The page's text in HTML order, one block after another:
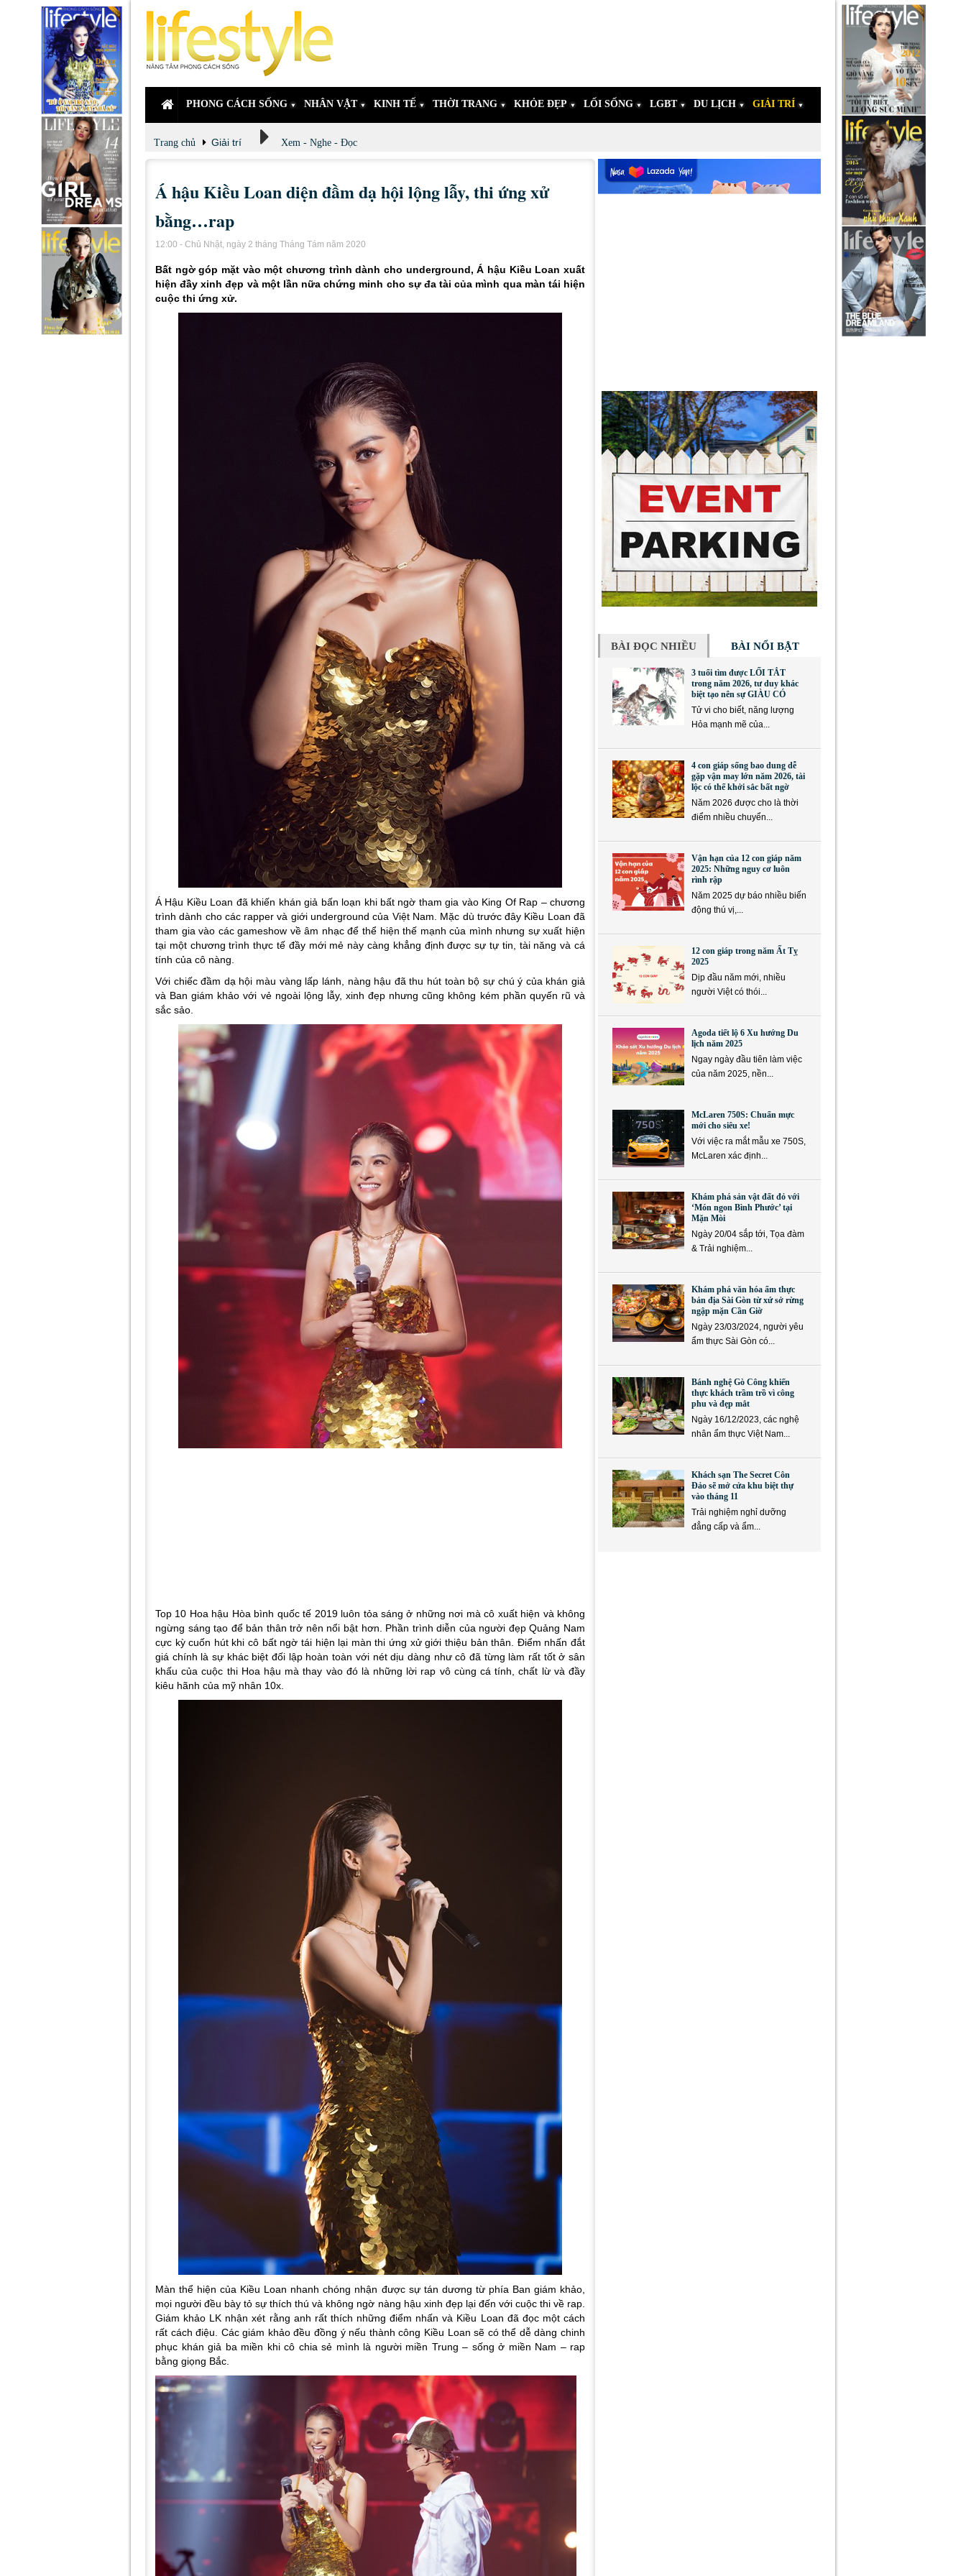
PHONG CÁCH SỐNG NHÂN VẬT KINH TẾ THỜI TRANG KHỎE ĐẸP LỐI SỐNG LGBT DU LỊCH GIẢI TRÍ
Trang chủ Giải trí Xem - Nghe - Đọc
Á hậu Kiều Loan diện đầm dạ hội lộng lẫy, thi ứng xử
bằng…rap
12:00 - Chủ Nhật, ngày 2 tháng Tháng Tám năm 2020
Bất ngờ góp mặt vào một chương trình dành cho underground, Á hậu Kiều Loan xuất
hiện đầy xinh đẹp và một lần nữa chứng minh cho sự đa tài của mình qua màn tái hiện
cuộc thi ứng xử.
Á Hậu Kiều Loan đã khiến khán giả bấn loạn khi bất ngờ tham gia vào King Of Rap – chương
trình dành cho các rapper và giới underground của Việt Nam. Mặc dù trước đây Kiều Loan đã
tham gia vào các gameshow về âm nhạc để thể hiện thế mạnh của mình nhưng sự xuất hiện
tại một chương trình thực tế đầy mới mẻ này càng khẳng định được sự tự tin, tài năng và cá
tính của cô nàng.
Với chiếc đầm dạ hội màu vàng lấp lánh, nàng hậu đã thu hút toàn bộ sự chú ý của khán giả
và Ban giám khảo với vẻ ngoài lộng lẫy, xinh đẹp nhưng cũng không kém phần quyến rũ và
sắc sảo.
Top 10 Hoa hậu Hòa bình quốc tế 2019 luôn tỏa sáng ở những nơi mà cô xuất hiện và không
ngừng sáng tạo để bản thân trở nên nổi bật hơn. Phần trình diễn của người đẹp Quảng Nam
cực kỳ cuốn hút khi cô bất ngờ tái hiện lại màn thi ứng xử giới thiệu bản thân. Điểm nhấn đắt
giá chính là sự khác biệt đối lập hoàn toàn với nét dịu dàng như cô đã từng làm rất tốt ở sân
khấu của cuộc thi Hoa hậu mà thay vào đó là những lời rap vô cùng cá tính, chất lừ và đầy
kiêu hãnh của mỹ nhân 10x.
Màn thể hiện của Kiều Loan nhanh chóng nhận được sự tán dương từ phía Ban giám khảo,
mọi người đều bày tỏ sự thích thú và không ngờ nàng hậu xinh đẹp lại đến với cuộc thi về rap.
Giám khảo LK nhận xét rằng anh rất thích những điểm nhấn và Kiều Loan đã đọc một cách
rất cách điệu. Các giám khảo đều đồng ý nếu thành công Kiều Loan sẽ có thể dễ dàng chinh
phục khán giả ba miền khi cô chia sẻ mình là người miền Trung – sống ở miền Nam – rap
bằng giọng Bắc.
BÀI ĐỌC NHIỀU BÀI NỔI BẬT
3 tuổi tìm được LỐI TẮT
trong năm 2026, tư duy khác
biệt tạo nên sự GIÀU CÓ
Tử vi cho biết, năng lượng
Hỏa mạnh mẽ của...
4 con giáp sống bao dung dễ
gặp vận may lớn năm 2026, tài
lộc có thể khởi sắc bất ngờ
Năm 2026 được cho là thời
điểm nhiều chuyển...
Vận hạn của 12 con giáp năm
2025: Những nguy cơ luôn
rình rập
Năm 2025 dự báo nhiều biến
động thú vị,...
12 con giáp trong năm Ất Tỵ
2025
Dịp đầu năm mới, nhiều
người Việt có thói...
Agoda tiết lộ 6 Xu hướng Du
lịch năm 2025
Ngay ngày đầu tiên làm việc
của năm 2025, nền...
McLaren 750S: Chuẩn mực
mới cho siêu xe!
Với việc ra mắt mẫu xe 750S,
McLaren xác định...
Khám phá sản vật đất đỏ với
‘Món ngon Bình Phước’ tại
Mặn Mòi
Ngày 20/04 sắp tới, Tọa đàm
& Trải nghiệm...
Khám phá văn hóa ẩm thực
bản địa Sài Gòn từ xứ sở rừng
ngập mặn Cần Giờ
Ngày 23/03/2024, người yêu
ẩm thực Sài Gòn có...
Bánh nghệ Gò Công khiến
thực khách trầm trồ vì công
phu và đẹp mắt
Ngày 16/12/2023, các nghệ
nhân ẩm thực Việt Nam...
Khách sạn The Secret Côn
Đảo sẽ mở cửa khu biệt thự
vào tháng 11
Trải nghiệm nghỉ dưỡng
đẳng cấp và ẩm...